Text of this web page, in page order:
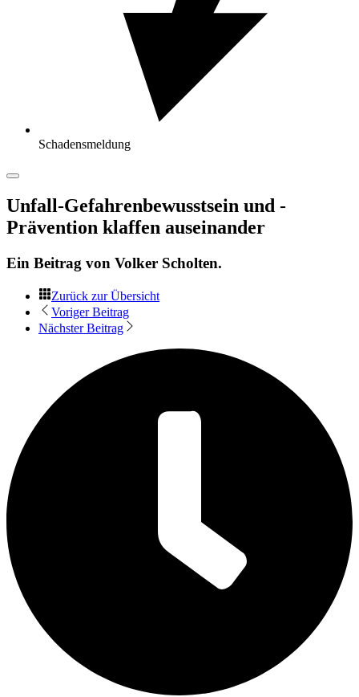
Schadensmeldung
Unfall-Gefahrenbewusstsein und -
Prävention klaffen auseinander
Ein Beitrag von Volker Scholten.
Zurück zur Übersicht
Voriger Beitrag
Nächster Beitrag